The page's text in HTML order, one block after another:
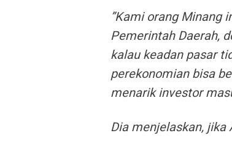
”Kami orang Minang
Pemerintah Daerah,
kalau keadan pasar
perekonomian bisa
menarik investor
Dia menjelaskan, jika